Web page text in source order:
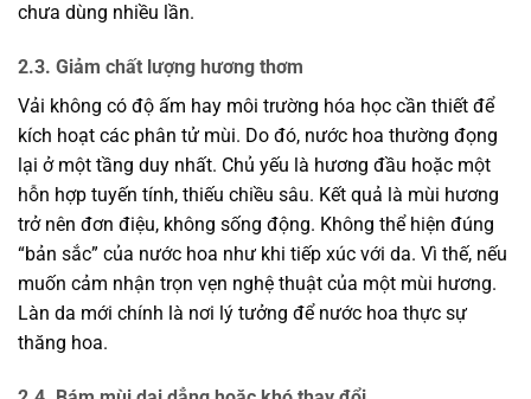
chưa dùng nhiều lần.
2.3. Giảm chất lượng hương thơm
Vải không có độ ấm hay môi trường hóa học cần thiết để
kích hoạt các phân tử mùi. Do đó, nước hoa thường đọng
lại ở một tầng duy nhất. Chủ yếu là hương đầu hoặc một
hỗn hợp tuyến tính, thiếu chiều sâu. Kết quả là mùi hương
trở nên đơn điệu, không sống động. Không thể hiện đúng
“bản sắc” của nước hoa như khi tiếp xúc với da. Vì thế, nếu
muốn cảm nhận trọn vẹn nghệ thuật của một mùi hương.
Làn da mới chính là nơi lý tưởng để nước hoa thực sự
thăng hoa.